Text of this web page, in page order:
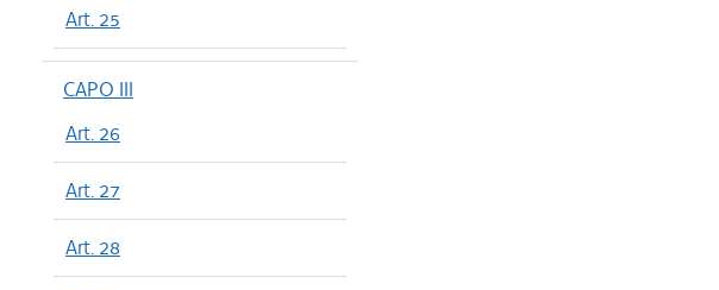
Art. 25
CAPO III
Art. 26
Art. 27
Art. 28